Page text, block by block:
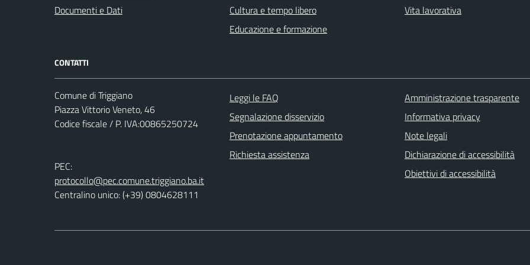
Documenti e Dati
Cultura e tempo libero
Educazione e formazione
Vita lavorativa
CONTATTI
Comune di Triggiano
Piazza Vittorio Veneto, 46
Codice fiscale / P. IVA:00865250724
PEC:
protocollo@pec.comune.triggiano.ba.it
Centralino unico: (+39) 0804628111
Leggi le FAQ
Segnalazione disservizio
Prenotazione appuntamento
Richiesta assistenza
Amministrazione trasparente
Informativa privacy
Note legali
Dichiarazione di accessibilità
Obiettivi di accessibilità